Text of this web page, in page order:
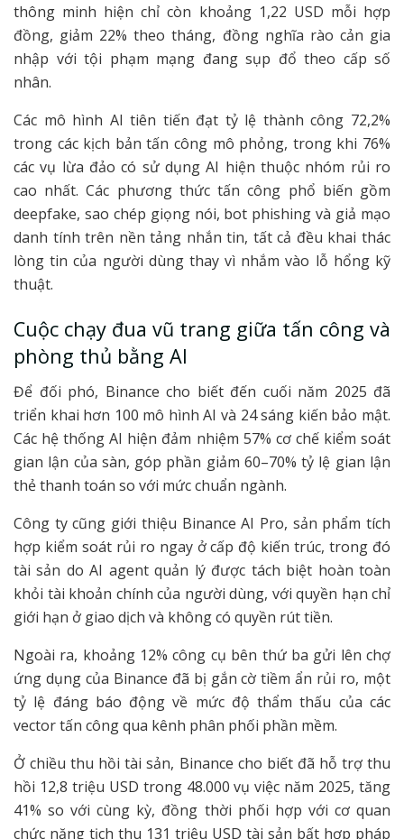
thông minh hiện chỉ còn khoảng 1,22 USD mỗi hợp
đồng, giảm 22% theo tháng, đồng nghĩa rào cản gia
nhập với tội phạm mạng đang sụp đổ theo cấp số
nhân.
Các mô hình AI tiên tiến đạt tỷ lệ thành công 72,2%
trong các kịch bản tấn công mô phỏng, trong khi 76%
các vụ lừa đảo có sử dụng AI hiện thuộc nhóm rủi ro
cao nhất. Các phương thức tấn công phổ biến gồm
deepfake, sao chép giọng nói, bot phishing và giả mạo
danh tính trên nền tảng nhắn tin, tất cả đều khai thác
lòng tin của người dùng thay vì nhắm vào lỗ hổng kỹ
thuật.
Cuộc chạy đua vũ trang giữa tấn công và
phòng thủ bằng AI
Để đối phó, Binance cho biết đến cuối năm 2025 đã
triển khai hơn 100 mô hình AI và 24 sáng kiến bảo mật.
Các hệ thống AI hiện đảm nhiệm 57% cơ chế kiểm soát
gian lận của sàn, góp phần giảm 60–70% tỷ lệ gian lận
thẻ thanh toán so với mức chuẩn ngành.
Công ty cũng giới thiệu Binance AI Pro, sản phẩm tích
hợp kiểm soát rủi ro ngay ở cấp độ kiến trúc, trong đó
tài sản do AI agent quản lý được tách biệt hoàn toàn
khỏi tài khoản chính của người dùng, với quyền hạn chỉ
giới hạn ở giao dịch và không có quyền rút tiền.
Ngoài ra, khoảng 12% công cụ bên thứ ba gửi lên chợ
ứng dụng của Binance đã bị gắn cờ tiềm ẩn rủi ro, một
tỷ lệ đáng báo động về mức độ thẩm thấu của các
vector tấn công qua kênh phân phối phần mềm.
Ở chiều thu hồi tài sản, Binance cho biết đã hỗ trợ thu
hồi 12,8 triệu USD trong 48.000 vụ việc năm 2025, tăng
41% so với cùng kỳ, đồng thời phối hợp với cơ quan
chức năng tịch thu 131 triệu USD tài sản bất hợp pháp